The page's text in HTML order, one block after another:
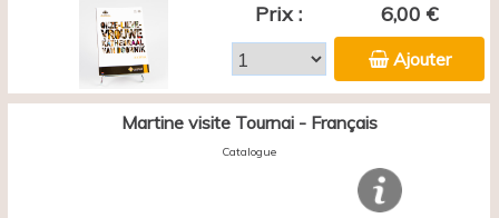
Prix : 6,00 €
Ajouter
Martine visite Tournai - Français
Catalogue